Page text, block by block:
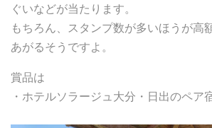
ぐいなどが当たります。
もちろん、スタンプ数が多いほうが高
あがるそうですよ。
賞品は
・ホテルソラージュ大分・日出のペア